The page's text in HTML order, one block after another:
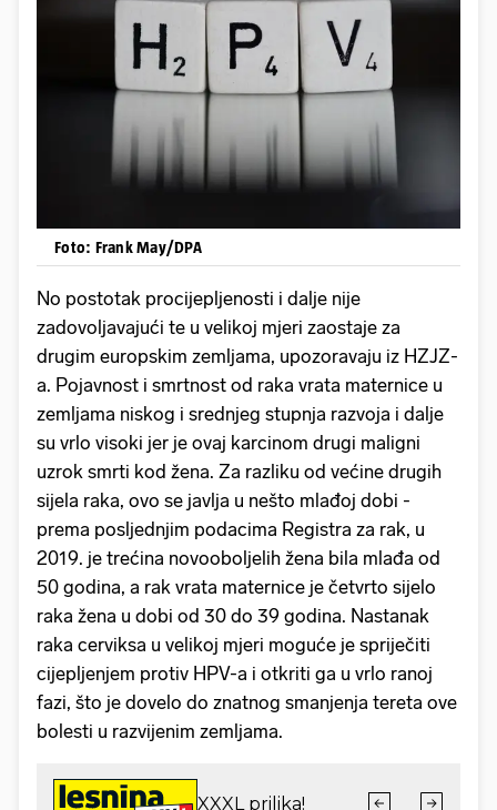
Foto: Frank May/DPA
No postotak procijepljenosti i dalje nije
zadovoljavajući te u velikoj mjeri zaostaje za
drugim europskim zemljama, upozoravaju iz HZJZ-
a. Pojavnost i smrtnost od raka vrata maternice u
zemljama niskog i srednjeg stupnja razvoja i dalje
su vrlo visoki jer je ovaj karcinom drugi maligni
uzrok smrti kod žena. Za razliku od većine drugih
sijela raka, ovo se javlja u nešto mlađoj dobi -
prema posljednjim podacima Registra za rak, u
2019. je trećina novooboljelih žena bila mlađa od
50 godina, a rak vrata maternice je četvrto sijelo
raka žena u dobi od 30 do 39 godina. Nastanak
raka cerviksa u velikoj mjeri moguće je spriječiti
cijepljenjem protiv HPV-a i otkriti ga u vrlo ranoj
fazi, što je dovelo do znatnog smanjenja tereta ove
bolesti u razvijenim zemljama.